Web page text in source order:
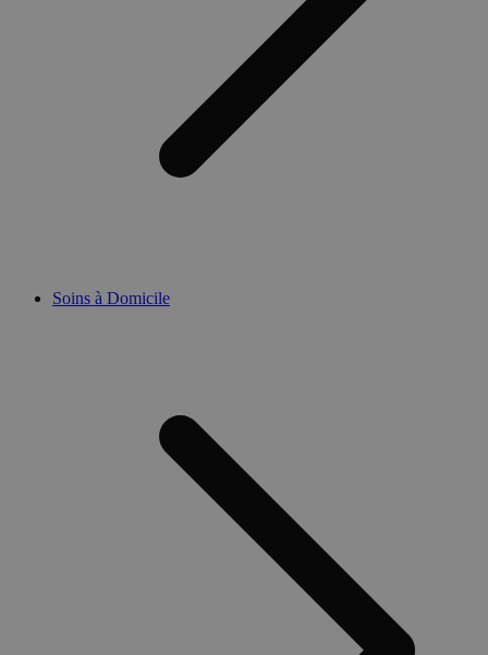
Soins à Domicile